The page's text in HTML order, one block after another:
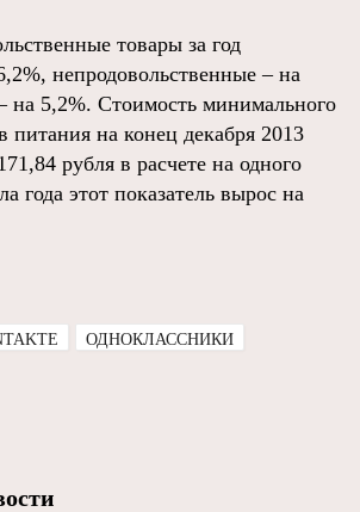
товары за год
непродовольственные – на
на 5,2%. Стоимость минимального
питания на конец декабря 2013
рубля в расчете на одного
года этот показатель вырос на
ОДНОКЛАССНИКИ